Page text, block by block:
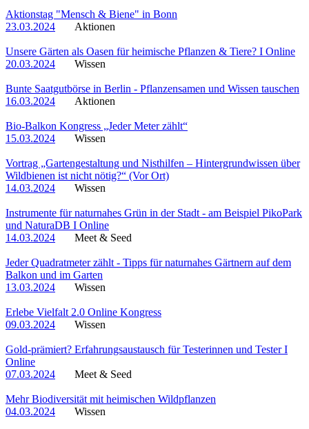
Aktionstag "Mensch & Biene" in Bonn
23.03.2024
Aktionen
Unsere Gärten als Oasen für heimische Pflanzen & Tiere? I Online
20.03.2024
Wissen
Bunte Saatgutbörse in Berlin - Pflanzensamen und Wissen tauschen
16.03.2024
Aktionen
Bio-Balkon Kongress „Jeder Meter zählt“
15.03.2024
Wissen
Vortrag „Gartengestaltung und Nisthilfen – Hintergrundwissen über
Wildbienen ist nicht nötig?“ (Vor Ort)
14.03.2024
Wissen
Instrumente für naturnahes Grün in der Stadt - am Beispiel PikoPark
und NaturaDB I Online
14.03.2024
Meet & Seed
Jeder Quadratmeter zählt - Tipps für naturnahes Gärtnern auf dem
Balkon und im Garten
13.03.2024
Wissen
Erlebe Vielfalt 2.0 Online Kongress
09.03.2024
Wissen
Gold-prämiert? Erfahrungsaustausch für Testerinnen und Tester I
Online
07.03.2024
Meet & Seed
Mehr Biodiversität mit heimischen Wildpflanzen
04.03.2024
Wissen